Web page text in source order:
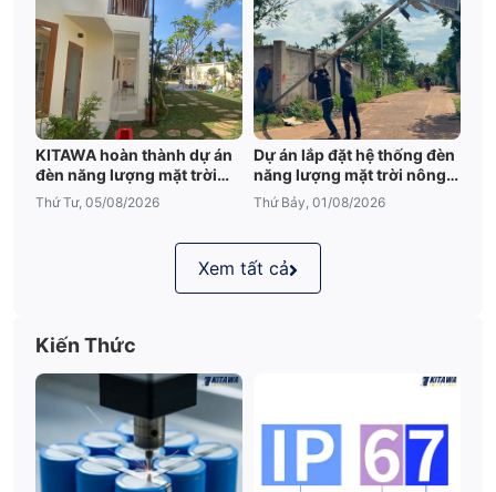
KITAWA hoàn thành dự án
đèn năng lượng mặt trời
sân vườn UFO 600W tại
Đắk Lắk
Thứ Tư, 05/08/2026
Dự án lắp đặt hệ thống đèn
năng lượng mặt trời nông
trại tại Đắk Lắk
Thứ Bảy, 01/08/2026
Xem tất cả
Kiến Thức